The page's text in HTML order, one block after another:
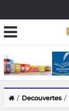
Decouvertes